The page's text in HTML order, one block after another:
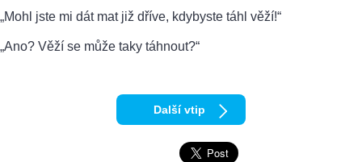
„Mohl jste mi dát mat již dříve, kdybyste táhl věží!“
„Ano? Věží se může taky táhnout?“
Další vtip